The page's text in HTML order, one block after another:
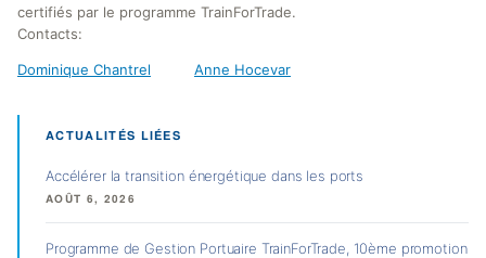
certifiés par le programme TrainForTrade.
Contacts:
Dominique Chantrel Anne Hocevar
ACTUALITÉS LIÉES
Accélérer la transition énergétique dans les ports
AOÛT 6, 2026
Programme de Gestion Portuaire TrainForTrade, 10ème promotion